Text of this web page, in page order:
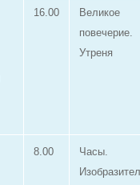
16.00
Великое
повечерие.
Утреня
8.00
Часы.